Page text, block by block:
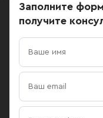
Заполните
получите